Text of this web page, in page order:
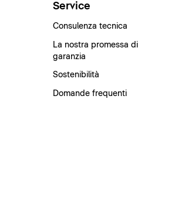
Service
Consulenza tecnica
La nostra promessa di
garanzia
Sostenibilità
Domande frequenti